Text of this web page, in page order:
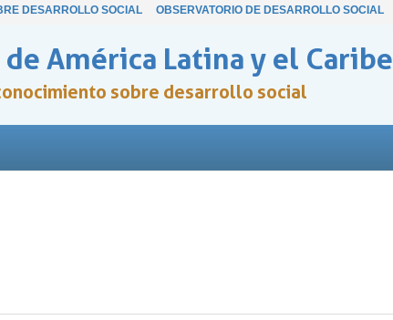
DESARROLLO SOCIAL OBSERVATORIO DE DESARROLLO SOCIAL
América Latina y el Caribe
sobre desarrollo social